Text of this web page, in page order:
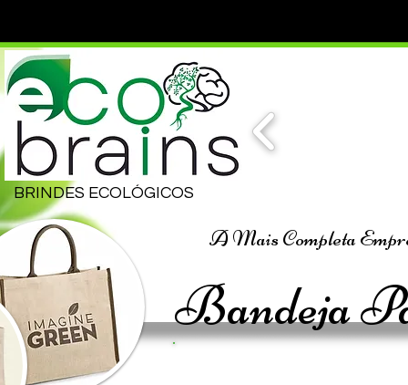
BRINDES ECOLÓGICOS
A Mais Completa
Bandeja